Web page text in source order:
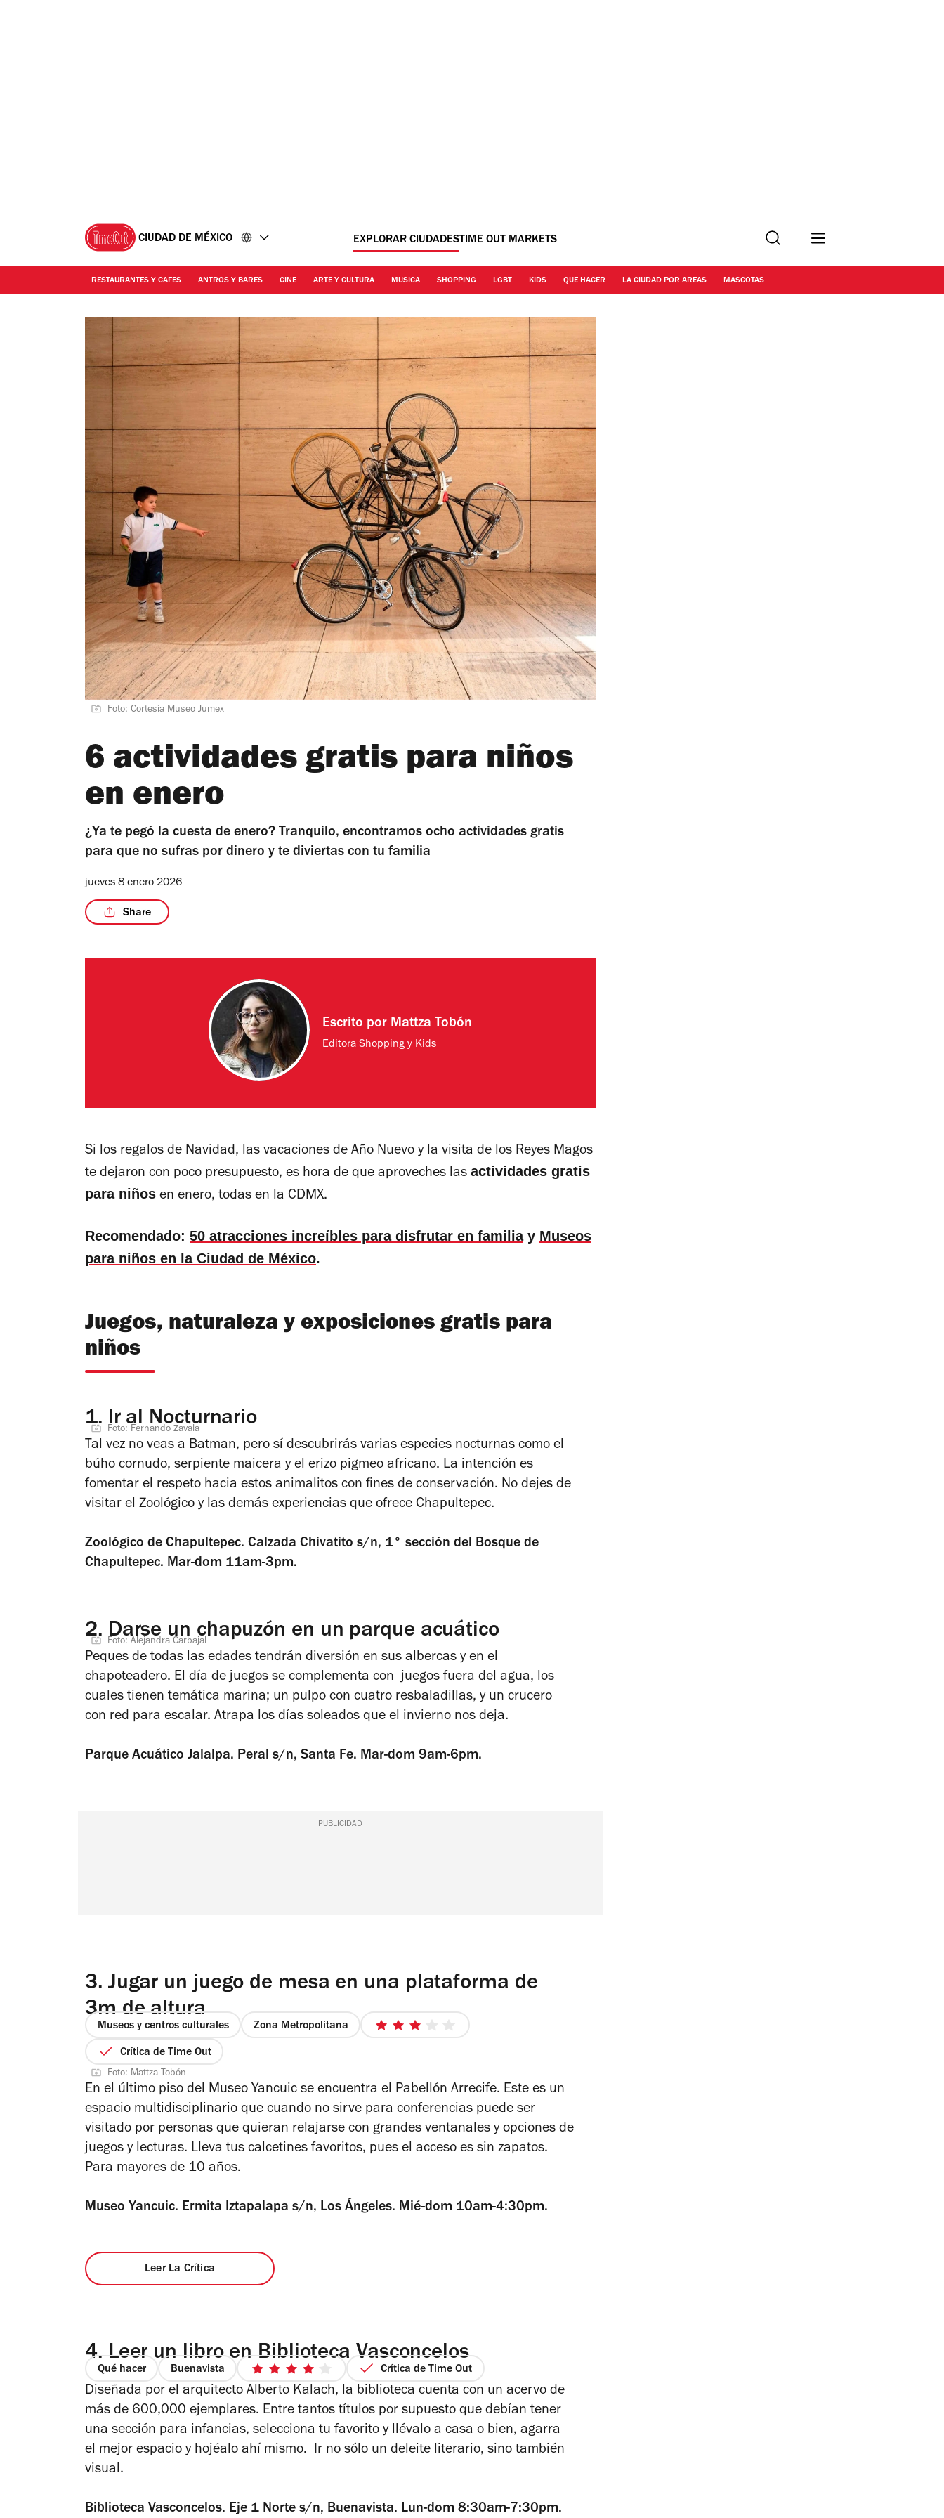
CIUDAD DE MÉXICO EXPLORAR CIUDADESTIME OUT MARKETS Buscar
RESTAURANTES Y CAFES ANTROS Y BARES CINE ARTE Y CULTURA MUSICA SHOPPING LGBT KIDS QUE HACER LA CIUDAD POR AREAS MASCOTAS
Foto: Cortesía Museo Jumex
6 actividades gratis para niños
en enero
¿Ya te pegó la cuesta de enero? Tranquilo, encontramos ocho actividades gratis
para que no sufras por dinero y te diviertas con tu familia
jueves 8 enero 2026
Share
Escrito por Mattza Tobón
Editora Shopping y Kids
Si los regalos de Navidad, las vacaciones de Año Nuevo y la visita de los Reyes Magos
te dejaron con poco presupuesto, es hora de que aproveches las actividades gratis
para niños en enero, todas en la CDMX.
Recomendado: 50 atracciones increíbles para disfrutar en familiay Museos
para niños en la Ciudad de México.
Juegos, naturaleza y exposiciones gratis para
niños
1. Ir al Nocturnario
Foto: Fernando Zavala
Tal vez no veas a Batman, pero sí descubrirás varias especies nocturnas como el
búho cornudo, serpiente maicera y el erizo pigmeo africano. La intención es
fomentar el respeto hacia estos animalitos con fines de conservación. No dejes de
visitar el Zoológico y las demás experiencias que ofrece Chapultepec.
Zoológico de Chapultepec. Calzada Chivatito s/n, 1° sección del Bosque de
Chapultepec. Mar-dom 11am-3pm.
2. Darse un chapuzón en un parque acuático
Foto: Alejandra Carbajal
Peques de todas las edades tendrán diversión en sus albercas y en el
chapoteadero. El día de juegos se complementa con juegos fuera del agua, los
cuales tienen temática marina; un pulpo con cuatro resbaladillas, y un crucero
con red para escalar. Atrapa los días soleados que el invierno nos deja.
Parque Acuático Jalalpa. Peral s/n, Santa Fe. Mar-dom 9am-6pm.
PUBLICIDAD
3. Jugar un juego de mesa en una plataforma de
3m de altura
Museos y centros culturales Zona Metropolitana
3
estrellas
Crítica de Time Out
Foto: Mattza Tobón
En el último piso del Museo Yancuic se encuentra el Pabellón Arrecife. Este es un
espacio multidisciplinario que cuando no sirve para conferencias puede ser
visitado por personas que quieran relajarse con grandes ventanales y opciones de
juegos y lecturas. Lleva tus calcetines favoritos, pues el acceso es sin zapatos.
Para mayores de 10 años.
Museo Yancuic. Ermita Iztapalapa s/n, Los Ángeles. Mié-dom 10am-4:30pm.
Leer La Crítica
4. Leer un libro en Biblioteca Vasconcelos
Qué hacer Buenavista
4
de
5
estrellas
Crítica de Time Out
Diseñada por el arquitecto Alberto Kalach, la biblioteca cuenta con un acervo de
más de 600,000 ejemplares. Entre tantos títulos por supuesto que debían tener
una sección para infancias, selecciona tu favorito y llévalo a casa o bien, agarra
el mejor espacio y hojéalo ahí mismo. Ir no sólo un deleite literario, sino también
visual.
Biblioteca Vasconcelos. Eje 1 Norte s/n, Buenavista. Lun-dom 8:30am-7:30pm.